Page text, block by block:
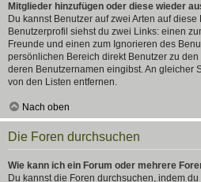
Mitglieder hinzufügen oder diese wieder
Du kannst Benutzer auf zwei Arten auf
Benutzerprofil siehst du zwei Links: einen
Freunde und einen zum Ignorieren des
persönlichen Bereich direkt Benutzer zu
deren Benutzernamen eingibst. An gleicher
von den Listen entfernen.
Nach oben
Die Foren durchsuchen
Wie kann ich ein Forum oder mehrere
Du kannst die Foren durchsuchen, indem